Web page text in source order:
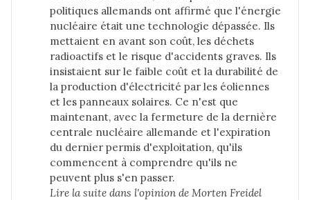
politiques allemands ont affirmé que l'énergie
nucléaire était une technologie dépassée. Ils
mettaient en avant son coût, les déchets
radioactifs et le risque d'accidents graves. Ils
insistaient sur le faible coût et la durabilité de
la production d'électricité par les éoliennes
et les panneaux solaires. Ce n'est que
maintenant, avec la fermeture de la dernière
centrale nucléaire allemande et l'expiration
du dernier permis d'exploitation, qu'ils
commencent à comprendre qu'ils ne
peuvent plus s'en passer.
Lire la suite dans l'opinion de Morten Freidel